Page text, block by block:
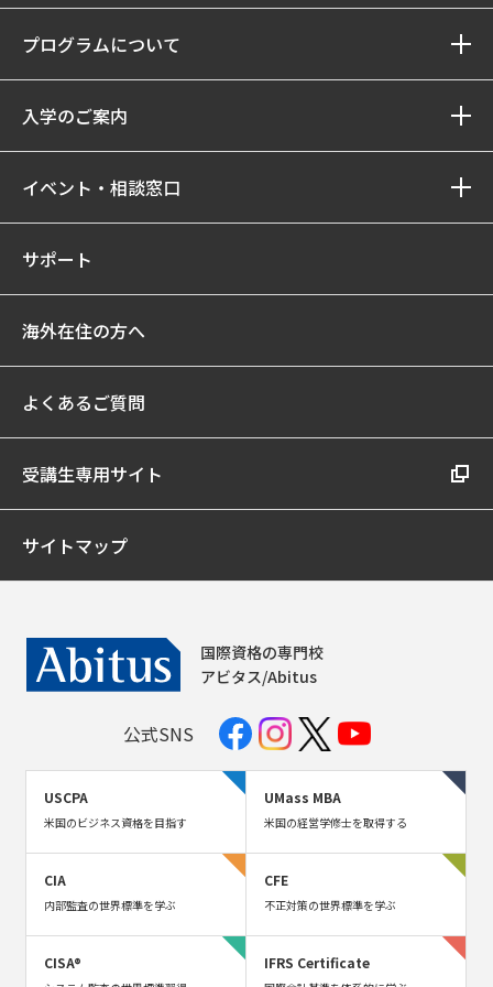
プログラムについて
入学のご案内
イベント・相談窓口
サポート
海外在住の方へ
よくあるご質問
受講生専用サイト
サイトマップ
国際資格の専門校
アビタス/Abitus
公式SNS
USCPA
米国のビジネス資格を目指す
UMass MBA
米国の経営学修士を取得する
CIA
内部監査の世界標準を学ぶ
CFE
不正対策の世界標準を学ぶ
CISA® IFRS Certificate